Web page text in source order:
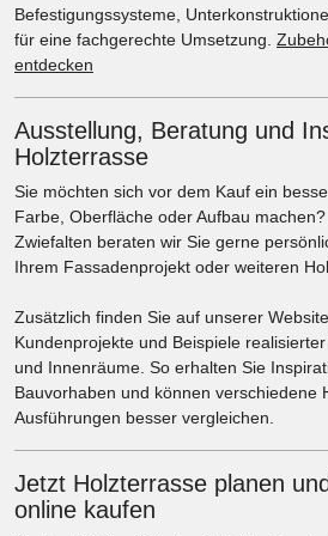
Befestigungssysteme,
für eine fachgerechte Umsetzung.
entdecken
Ausstellung, Beratung und
Holzterrasse
Sie möchten sich vor dem Kauf ein
Farbe, Oberfläche oder Aufbau
Zwiefalten beraten wir Sie gerne
Ihrem Fassadenprojekt oder weiteren
Zusätzlich finden Sie auf unserer
Kundenprojekte und Beispiele
und Innenräume. So erhalten Sie
Bauvorhaben und können verschiedene
Ausführungen besser vergleichen.
Jetzt Holzterrasse planen
online kaufen